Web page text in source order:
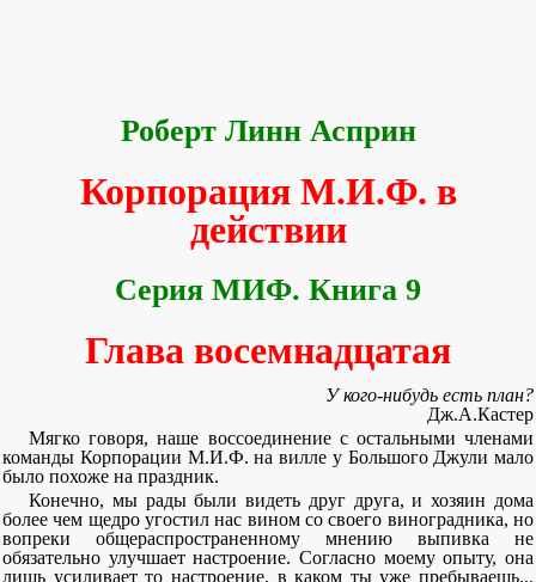
Роберт Линн Асприн
Корпорация М.И.Ф. в
действии
Серия МИФ. Книга 9
Глава восемнадцатая
У кого-нибудь есть план?
Дж.А.Кастер
Мягко говоря, наше воссоединение с остальными членами
команды Корпорации М.И.Ф. на вилле у Большого Джули мало
было похоже на праздник.
Конечно, мы рады были видеть друг друга, и хозяин дома
более чем щедро угостил нас вином со своего виноградника, но
вопреки общераспространенному мнению выпивка не
обязательно улучшает настроение. Согласно моему опыту, она
лишь усиливает то настроение, в каком ты уже пребываешь...